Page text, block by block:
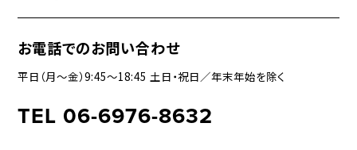
お電話でのお問い合わせ
平日（月〜金）9:45〜18:45 土日・祝日／年末年始を除く
TEL 06-6976-8632